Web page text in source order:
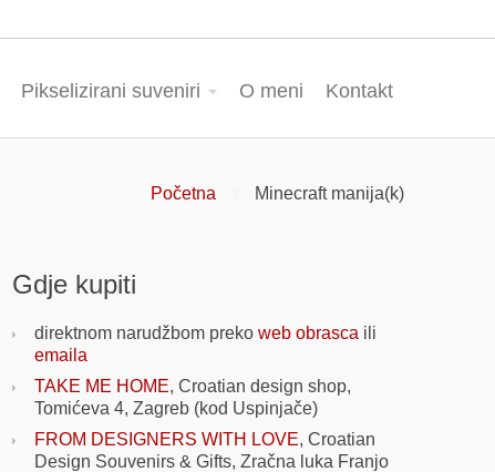
Pikselizirani suveniri O meni Kontakt
Početna Minecraft manija(k)
Gdje kupiti
direktnom narudžbom preko web obrasca ili
emaila
TAKE ME HOME, Croatian design shop,
Tomićeva 4, Zagreb (kod Uspinjače)
FROM DESIGNERS WITH LOVE, Croatian
Design Souvenirs & Gifts, Zračna luka Franjo